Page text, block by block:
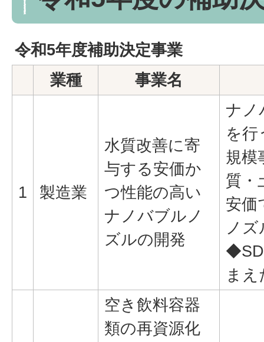
令和5年度補助決定事業
業種
事業名
1 製造業
水質改善に寄
与する安価か
つ性能の高い
ナノバブルノ
ズルの開発
ナノ
を行
規模
質・
安価
ノ
ま
空き飲料容器
類の再資源化